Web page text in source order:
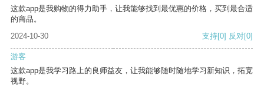
这款app是我购物的得力助手，让我能够找到最优惠的价格，买到最合适
的商品。
2024-10-30
支持[0] 反对[0]
游客
这款app是我学习路上的良师益友，让我能够随时随地学习新知识，拓宽
视野。